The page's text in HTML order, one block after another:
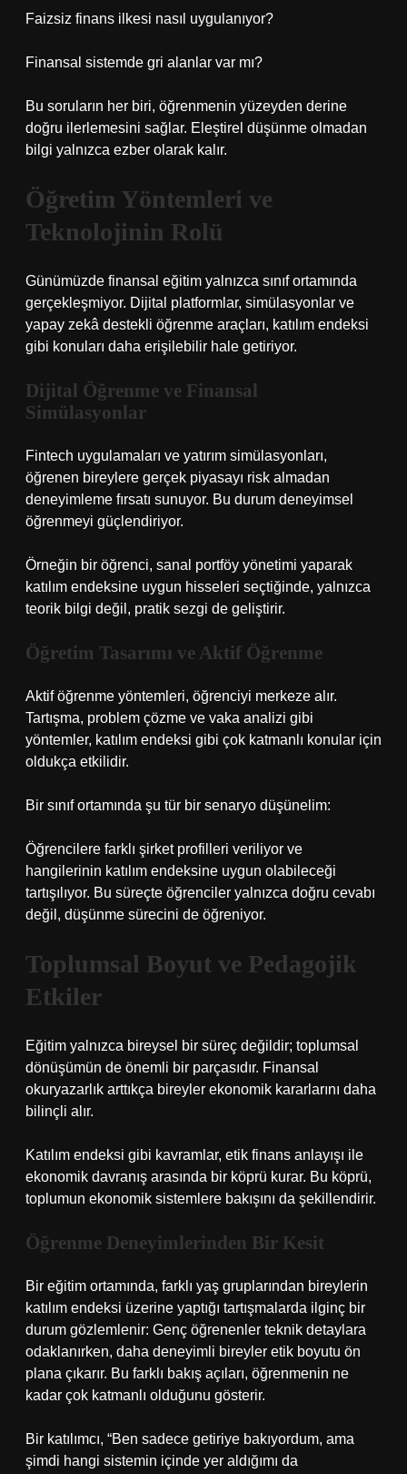
Faizsiz finans ilkesi nasıl uygulanıyor?
Finansal sistemde gri alanlar var mı?
Bu soruların her biri, öğrenmenin yüzeyden derine
doğru ilerlemesini sağlar. Eleştirel düşünme olmadan
bilgi yalnızca ezber olarak kalır.
Öğretim Yöntemleri ve
Teknolojinin Rolü
Günümüzde finansal eğitim yalnızca sınıf ortamında
gerçekleşmiyor. Dijital platformlar, simülasyonlar ve
yapay zekâ destekli öğrenme araçları, katılım endeksi
gibi konuları daha erişilebilir hale getiriyor.
Dijital Öğrenme ve Finansal
Simülasyonlar
Fintech uygulamaları ve yatırım simülasyonları,
öğrenen bireylere gerçek piyasayı risk almadan
deneyimleme fırsatı sunuyor. Bu durum deneyimsel
öğrenmeyi güçlendiriyor.
Örneğin bir öğrenci, sanal portföy yönetimi yaparak
katılım endeksine uygun hisseleri seçtiğinde, yalnızca
teorik bilgi değil, pratik sezgi de geliştirir.
Öğretim Tasarımı ve Aktif Öğrenme
Aktif öğrenme yöntemleri, öğrenciyi merkeze alır.
Tartışma, problem çözme ve vaka analizi gibi
yöntemler, katılım endeksi gibi çok katmanlı konular için
oldukça etkilidir.
Bir sınıf ortamında şu tür bir senaryo düşünelim:
Öğrencilere farklı şirket profilleri veriliyor ve
hangilerinin katılım endeksine uygun olabileceği
tartışılıyor. Bu süreçte öğrenciler yalnızca doğru cevabı
değil, düşünme sürecini de öğreniyor.
Toplumsal Boyut ve Pedagojik
Etkiler
Eğitim yalnızca bireysel bir süreç değildir; toplumsal
dönüşümün de önemli bir parçasıdır. Finansal
okuryazarlık arttıkça bireyler ekonomik kararlarını daha
bilinçli alır.
Katılım endeksi gibi kavramlar, etik finans anlayışı ile
ekonomik davranış arasında bir köprü kurar. Bu köprü,
toplumun ekonomik sistemlere bakışını da şekillendirir.
Öğrenme Deneyimlerinden Bir Kesit
Bir eğitim ortamında, farklı yaş gruplarından bireylerin
katılım endeksi üzerine yaptığı tartışmalarda ilginç bir
durum gözlemlenir: Genç öğrenenler teknik detaylara
odaklanırken, daha deneyimli bireyler etik boyutu ön
plana çıkarır. Bu farklı bakış açıları, öğrenmenin ne
kadar çok katmanlı olduğunu gösterir.
Bir katılımcı, “Ben sadece getiriye bakıyordum, ama
şimdi hangi sistemin içinde yer aldığımı da